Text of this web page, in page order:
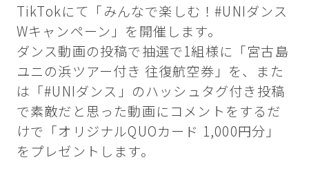
TikTokにて「みんなで楽しむ！#UNIダンス
Wキャンペーン」を開催します。
ダンス動画の投稿で抽選で1組様に「宮古島
ユニの浜ツアー付き 往復航空券」を、また
は「#UNIダンス」のハッシュタグ付き投稿
で素敵だと思った動画にコメントをするだ
けで「オリジナルQUOカード 1,000円分」
をプレゼントします。